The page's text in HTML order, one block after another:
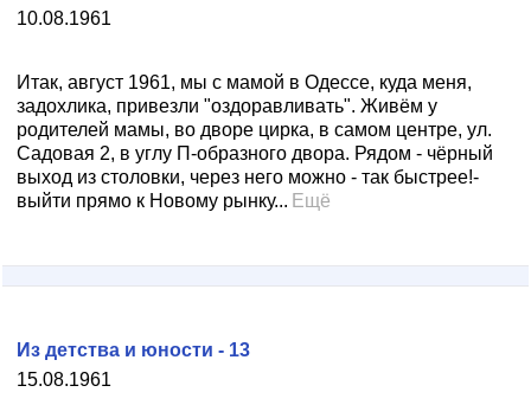
10.08.1961
Итак, август 1961, мы с мамой в Одессе, куда меня,
задохлика, привезли "оздоравливать". Живём у
родителей мамы, во дворе цирка, в самом центре, ул.
Садовая 2, в углу П-образного двора. Рядом - чёрный
выход из столовки, через него можно - так быстрее!-
выйти прямо к Новому рынку... Ещё
15.08.1961
Из детства и юности - 13